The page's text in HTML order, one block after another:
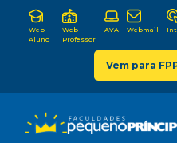
Web
Aluno
Web
Professor
AVA Webmail
Vem para